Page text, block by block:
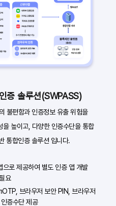
증 솔루션(SWPASS)
불편함과 인증정보 유출 위험을
을 높이고, 다양한 인증수단을 통합
통합인증 솔루션 입니다.
으로 제공하여 별도 인증 앱 개발
요
브라우저 보안 PIN, 브라우저
증수단 제공